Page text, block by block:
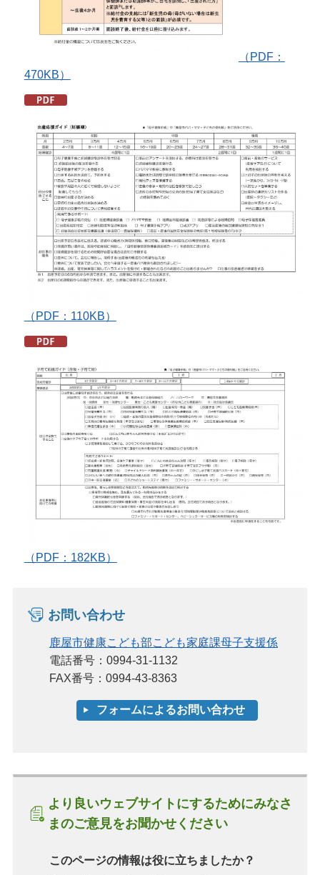
（PDF：
470KB）
（PDF：110KB）
（PDF：182KB）
お問い合わせ
鹿屋市健康こども部こども家庭課母子支援係
電話番号：0994-31-1132
FAX番号：0994-43-8363
より良いウェブサイトにするためにみなさ
まのご意見をお聞かせください
このページの情報は役に立ちましたか？